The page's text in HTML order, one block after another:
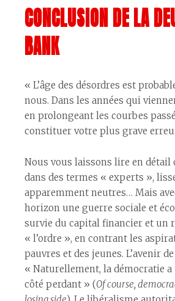
CONCLUSION DE LA
BANK
« L’âge des désordres est
nous. Dans les années qui
en prolongeant les courbes
constituer votre plus grave
Nous vous laissons lire en détail
dans des termes « experts »,
apparemment neutres… Mais
horizon une guerre sociale et
survie du capital financier et un
« l’ordre », en contrant les
pauvres et des jeunes. L’avenir
« Naturellement, la démocratie
côté perdant » (Of course,